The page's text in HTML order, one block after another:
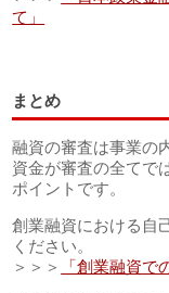
て」
まとめ
融資の審査は事業の
資金が審査の全てで
ポイントです。
創業融資における自
ください。
＞＞＞
「創業融資で